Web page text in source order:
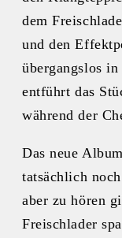
dem
und den
übergangslos
entführt das
während der
Das neue
tatsächlich
aber zu hören
Freischlader